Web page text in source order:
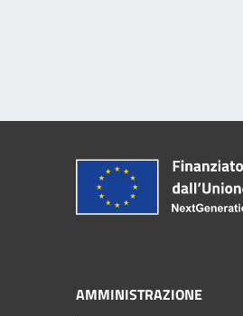
AMMINISTRAZIONE